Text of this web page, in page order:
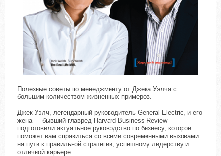
Полезные советы по менеджменту от Джека Уэлча с
большим количеством жизненных примеров.
Джек Уэлч, легендарный руководитель General Electric, и его
жена — бывший главред Harvard Business Review —
подготовили актуальное руководство по бизнесу, которое
поможет вам справиться со всеми современными вызовами
на пути к правильной стратегии, успешному лидерству и
отличной карьере.